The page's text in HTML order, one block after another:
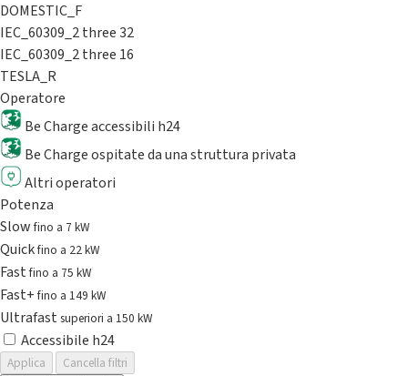
DOMESTIC_F
IEC_60309_2 three 32
IEC_60309_2 three 16
TESLA_R
Operatore
Be Charge accessibili h24
Be Charge ospitate da una struttura privata
Altri operatori
Potenza
Slowfino a 7 kW
Quickfino a 22 kW
Fastfino a 75 kW
Fast+fino a 149 kW
Ultrafast superiori a 150 kW
Accessibile h24
Applica
Cancella filtri